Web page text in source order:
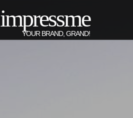
impressme
YOUR BRAND, GRAND!